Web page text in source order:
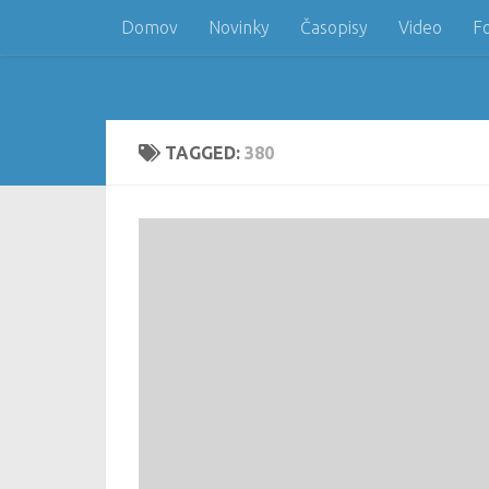
Skip to content
Domov Novinky Časopisy Video
TAGGED: 380